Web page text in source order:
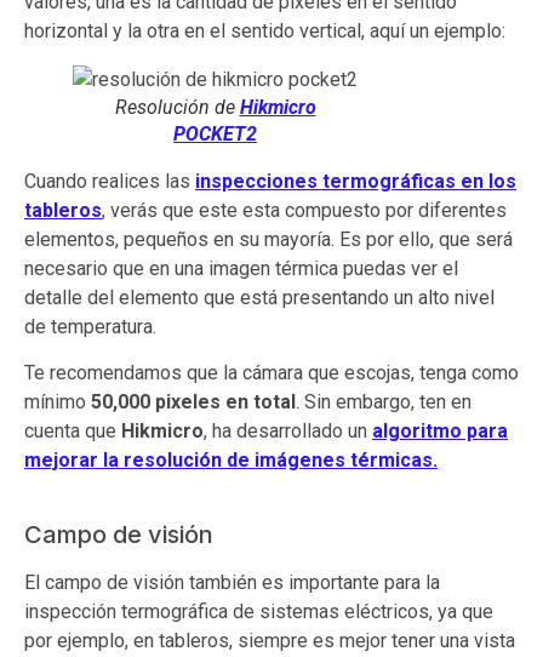
horizontal y la otra en el sentido vertical, aquí un ejemplo:
Resolución de Hikmicro
POCKET2
Cuando realices las inspecciones termográficas en los
tableros, verás que este esta compuesto por diferentes
elementos, pequeños en su mayoría. Es por ello, que será
necesario que en una imagen térmica puedas ver el
detalle del elemento que está presentando un alto nivel
de temperatura.
Te recomendamos que la cámara que escojas, tenga como
mínimo 50,000 pixeles en total. Sin embargo, ten en
cuenta que Hikmicro, ha desarrollado un algoritmo para
mejorar la resolución de imágenes térmicas.
Campo de visión
El campo de visión también es importante para la
inspección termográfica de sistemas eléctricos, ya que
por ejemplo, en tableros, siempre es mejor tener una vista